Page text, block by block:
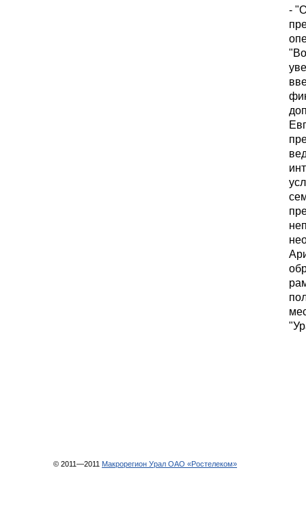
-
© 2011—2011 Макрорегион Урал ОАО «Ростелеком»